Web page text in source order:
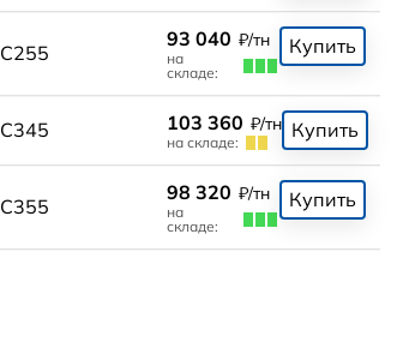
С255
93 040 ₽/тн
на
складе:
Купить
С345 103 360 ₽/тн
на складе:
Купить
С355
98 320 ₽/тн
на
складе:
Купить